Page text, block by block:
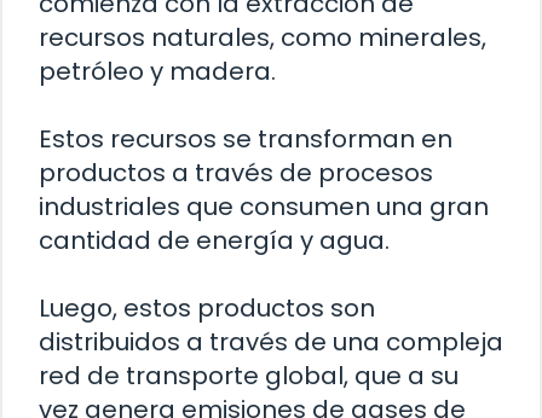
recursos naturales, como minerales,
petróleo y madera.
Estos recursos se transforman en
productos a través de procesos
industriales que consumen una gran
cantidad de energía y agua.
Luego, estos productos son
distribuidos a través de una compleja
red de transporte global, que a su
vez genera emisiones de gases de